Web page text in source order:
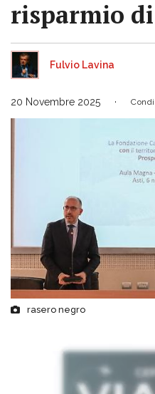
risparmio
Fulvio Lavina
20 Novembre 2025
rasero negro